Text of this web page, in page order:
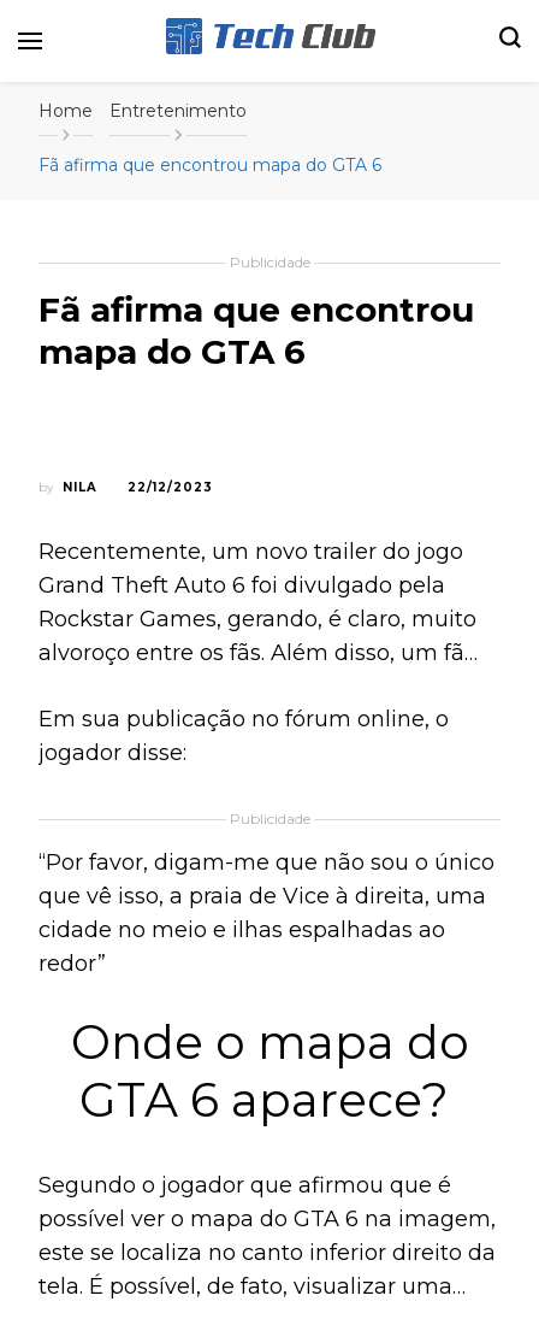
Canal Tech
Home
Entretenimento
Fã afirma que encontrou mapa do GTA 6
Publicidade
Fã afirma que encontrou
mapa do GTA 6
by NILA 22/12/2023
Recentemente, um novo trailer do jogo
Grand Theft Auto 6 foi divulgado pela
Rockstar Games, gerando, é claro, muito
alvoroço entre os fãs. Além disso, um fã
InevitableLibrary387 no Reddit, afirmou
que conseguiu visualizar, nesse vídeo, um
Em sua publicação no fórum online, o
jogador disse:
Publicidade
“Por favor, digam-me que não sou o único
que vê isso, a praia de Vice à direita, uma
cidade no meio e ilhas espalhadas ao
redor”
Onde o mapa do
GTA 6 aparece?
Segundo o jogador que afirmou que é
possível ver o mapa do GTA 6 na imagem,
este se localiza no canto inferior direito da
tela. É possível, de fato, visualizar uma